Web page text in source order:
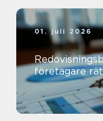
01. juli 2026
företagare